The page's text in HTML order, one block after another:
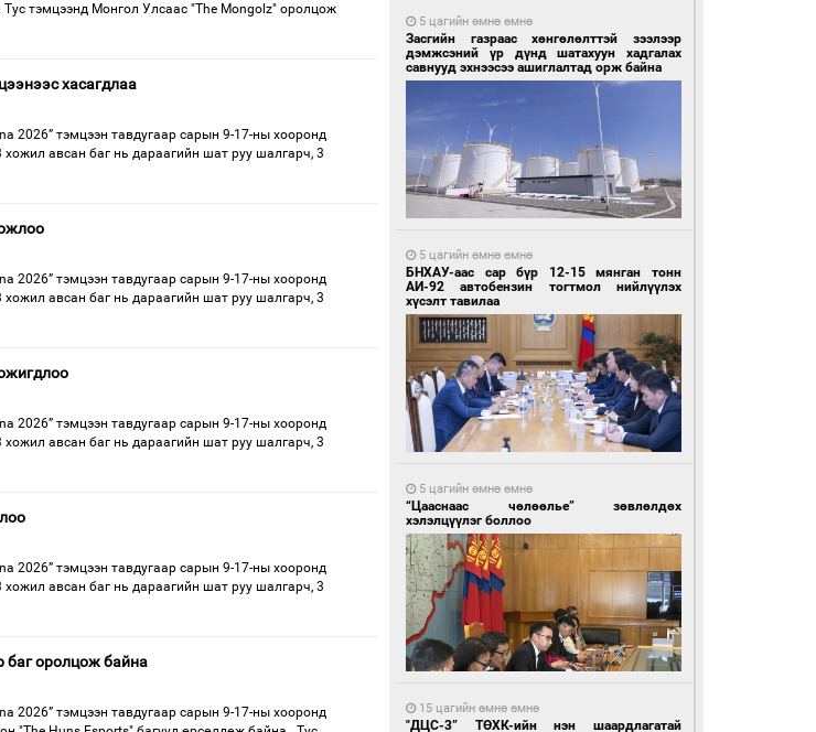
тэмцээнд Монгол Улсаас "The Mongolz" оролцож
хасагдлаа
2026” тэмцээн тавдугаар сарын 9-17-ны хооронд
авсан баг нь дараагийн шат руу шалгарч, 3
2026” тэмцээн тавдугаар сарын 9-17-ны хооронд
авсан баг нь дараагийн шат руу шалгарч, 3
2026” тэмцээн тавдугаар сарын 9-17-ны хооронд
авсан баг нь дараагийн шат руу шалгарч, 3
2026” тэмцээн тавдугаар сарын 9-17-ны хооронд
авсан баг нь дараагийн шат руу шалгарч, 3
баг оролцож байна
2026” тэмцээн тавдугаар сарын 9-17-ны хооронд
5 цагийн өмнө өмнө
Засгийн газраас хөнгөлөлттэй зээлээр
дэмжсэний үр дүнд шатахуун хадгалах
савнууд эхнээсээ ашиглалтад орж байна
5 цагийн өмнө өмнө
БНХАУ-аас сар бүр 12-15 мянган тонн
АИ-92 автобензин тогтмол нийлүүлэх
хүсэлт тавилаа
5 цагийн өмнө өмнө
“Цааснаас чөлөөлье” зөвлөлдөх
хэлэлцүүлэг боллоо
15 цагийн өмнө өмнө
"ДЦС-3” ТӨХК-ийн нэн шаардлагатай